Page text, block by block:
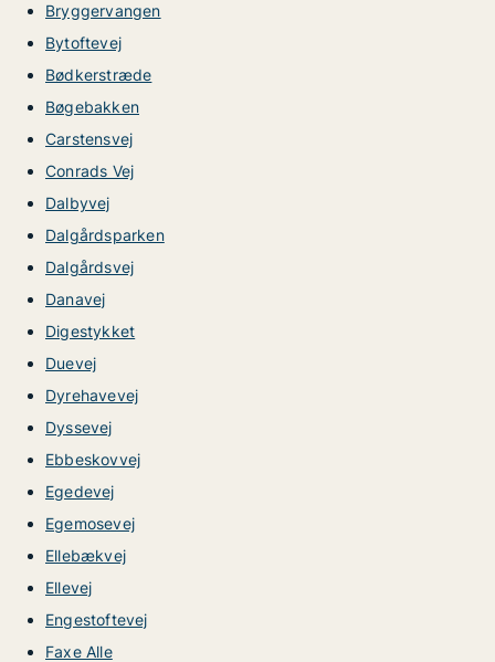
Bryggervangen
Bytoftevej
Bødkerstræde
Bøgebakken
Carstensvej
Conrads Vej
Dalbyvej
Dalgårdsparken
Dalgårdsvej
Danavej
Digestykket
Duevej
Dyrehavevej
Dyssevej
Ebbeskovvej
Egedevej
Egemosevej
Ellebækvej
Ellevej
Engestoftevej
Faxe Alle